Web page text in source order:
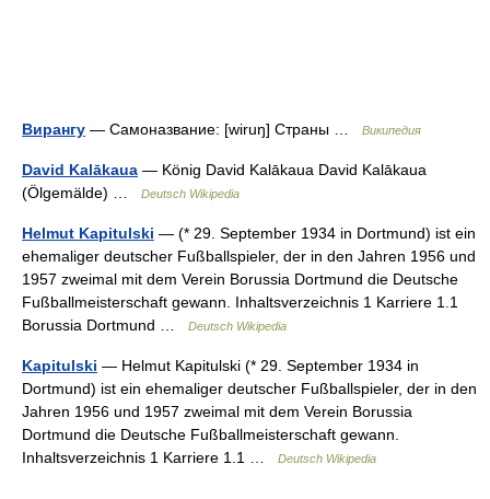
Вирангу — Самоназвание: [wiruŋ] Страны … Википедия
David Kalākaua — König David Kalākaua David Kalākaua
(Ölgemälde) …
Deutsch Wikipedia
Helmut Kapitulski — (* 29. September 1934 in Dortmund) ist ein
ehemaliger deutscher Fußballspieler, der in den Jahren 1956 und
1957 zweimal mit dem Verein Borussia Dortmund die Deutsche
Fußballmeisterschaft gewann. Inhaltsverzeichnis 1 Karriere 1.1
Borussia Dortmund …
Deutsch Wikipedia
Kapitulski — Helmut Kapitulski (* 29. September 1934 in
Dortmund) ist ein ehemaliger deutscher Fußballspieler, der in den
Jahren 1956 und 1957 zweimal mit dem Verein Borussia
Dortmund die Deutsche Fußballmeisterschaft gewann.
Inhaltsverzeichnis 1 Karriere 1.1 …
Deutsch Wikipedia